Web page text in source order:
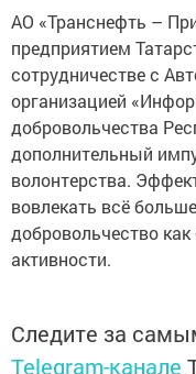
АО «Транснефть –
предприятием
сотрудничестве с
организацией
добровольчества
дополнительный
волонтерства.
вовлекать всё
добровольчество
активности.
Следите за
Telegram-канале